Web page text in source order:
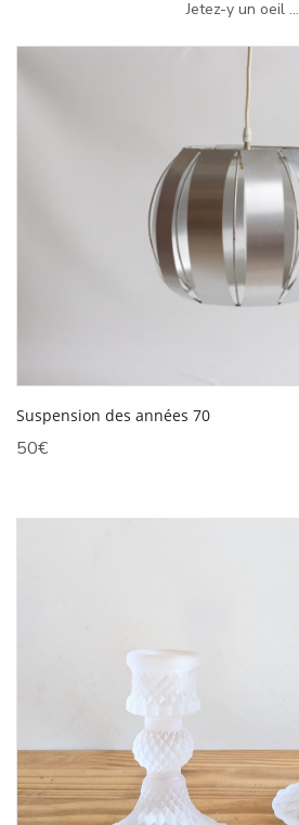
Jetez-y un oeil ...
Suspension des années 70
50€